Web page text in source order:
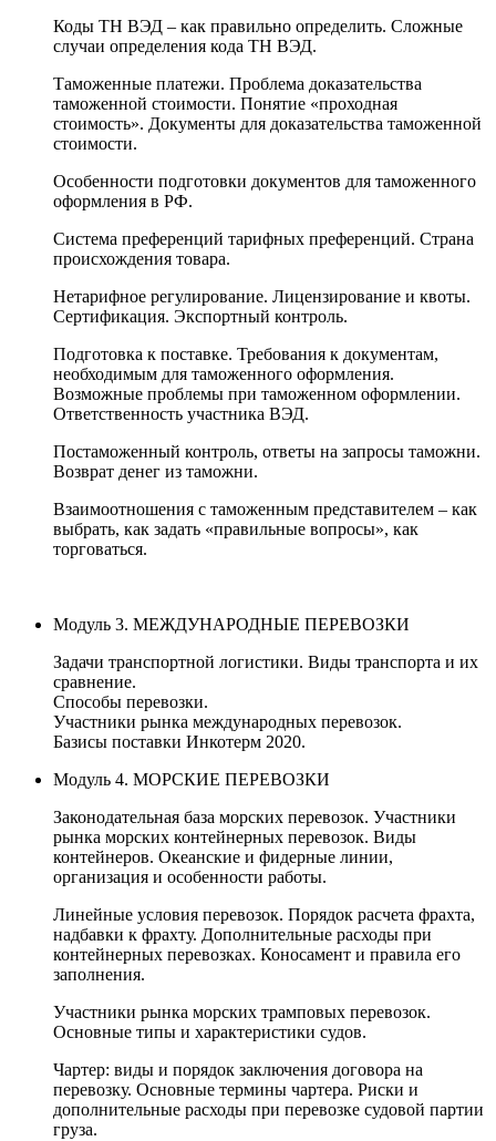
Коды ТН ВЭД – как правильно определить. Сложные
случаи определения кода ТН ВЭД.
Таможенные платежи. Проблема доказательства
таможенной стоимости. Понятие «проходная
стоимость». Документы для доказательства таможенной
стоимости.
Особенности подготовки документов для таможенного
оформления в РФ.
Система преференций тарифных преференций. Страна
происхождения товара.
Нетарифное регулирование. Лицензирование и квоты.
Сертификация. Экспортный контроль.
Подготовка к поставке. Требования к документам,
необходимым для таможенного оформления.
Возможные проблемы при таможенном оформлении.
Ответственность участника ВЭД.
Постаможенный контроль, ответы на запросы таможни.
Возврат денег из таможни.
Взаимоотношения с таможенным представителем – как
выбрать, как задать «правильные вопросы», как
торговаться.
Модуль 3. МЕЖДУНАРОДНЫЕ ПЕРЕВОЗКИ
Задачи транспортной логистики. Виды транспорта и их
сравнение.
Способы перевозки.
Участники рынка международных перевозок.
Базисы поставки Инкотерм 2020.
Модуль 4. МОРСКИЕ ПЕРЕВОЗКИ
Законодательная база морских перевозок. Участники
рынка морских контейнерных перевозок. Виды
контейнеров. Океанские и фидерные линии,
организация и особенности работы.
Линейные условия перевозок. Порядок расчета фрахта,
надбавки к фрахту. Дополнительные расходы при
контейнерных перевозках. Коносамент и правила его
заполнения.
Участники рынка морских трамповых перевозок.
Основные типы и характеристики судов.
Чартер: виды и порядок заключения договора на
перевозку. Основные термины чартера. Риски и
дополнительные расходы при перевозке судовой партии
груза.